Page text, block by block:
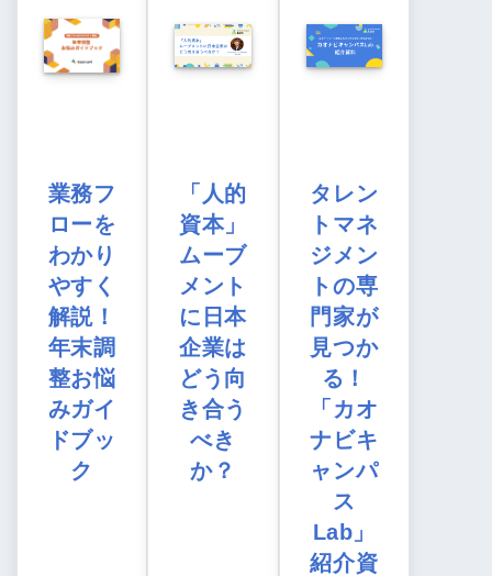
業務フ
ローを
わかり
やすく
解説！
年末調
整お悩
みガイ
ドブッ
ク
「人的
資本」
ムーブ
メント
に日本
企業は
どう向
き合う
べき
か？
タレン
トマネ
ジメン
トの専
門家が
見つか
る！
「カオ
ナビキ
ャンパ
ス
Lab」
紹介資